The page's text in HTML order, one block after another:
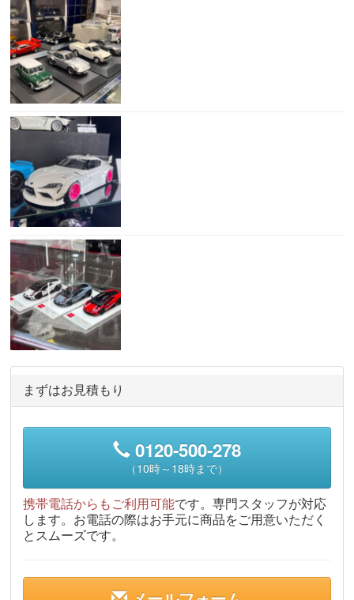
まずはお見積もり
0120-500-278
（10時～18時まで）
携帯電話からもご利用可能です。専門スタッフが対応
します。お電話の際はお手元に商品をご用意いただく
とスムーズです。